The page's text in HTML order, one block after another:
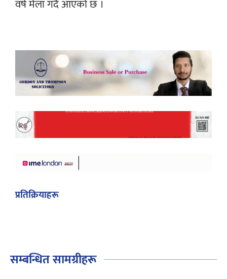
वर्ष मेला गर्दै आएको छ ।
प्रतिक्रियाहरू
सम्बन्धित सामग्रीहरू